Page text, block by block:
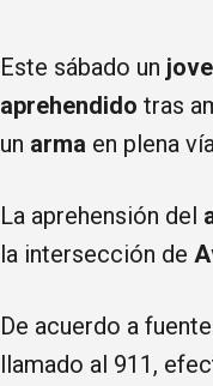
Este sábado un
aprehendido tras
un arma en plena
La aprehensión del
la intersección de
De acuerdo a
llamado al 911,